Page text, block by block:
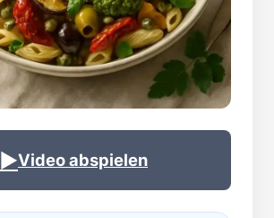
▶Video abspielen